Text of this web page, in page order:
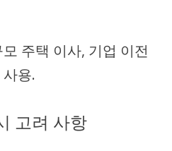
주택 이사, 기업 이전
용.
고려 사항